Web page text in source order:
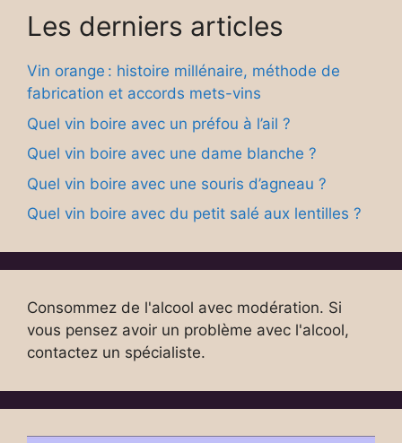
Les derniers articles
Vin orange : histoire millénaire, méthode de
fabrication et accords mets-vins
Quel vin boire avec un préfou à l’ail ?
Quel vin boire avec une dame blanche ?
Quel vin boire avec une souris d’agneau ?
Quel vin boire avec du petit salé aux lentilles ?
Consommez de l'alcool avec modération. Si
vous pensez avoir un problème avec l'alcool,
contactez un spécialiste.